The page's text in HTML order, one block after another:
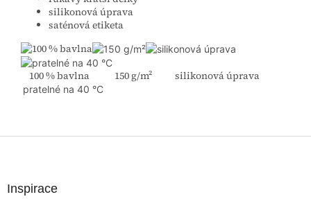
silikonová úprava
saténová etiketa
100 % bavlna 150 g/m² silikonová úprava
pratelné na 40 °C
Inspirace